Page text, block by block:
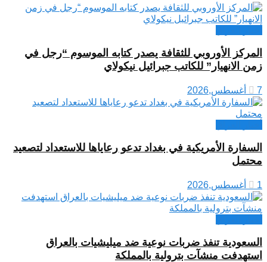
المركز الأوروبي للثقافة يصدر كتابه الموسوم “رجل في
زمن الانهيار” للكاتب جبرائيل نيكولاي
7 أغسطس,2026
السفارة الأمريكية في بغداد تدعو رعاياها للاستعداد لتصعيد
محتمل
1 أغسطس,2026
السعودية تنفذ ضربات نوعية ضد ميليشيات بالعراق
استهدفت منشآت بترولية بالمملكة